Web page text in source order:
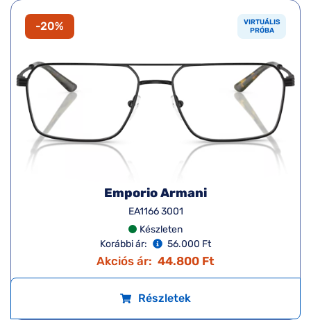
-20%
VIRTUÁLIS
PRÓBA
Emporio Armani
EA1166 3001
Készleten
Korábbi ár:
56.000 Ft
Akciós ár: 44.800 Ft
Részletek